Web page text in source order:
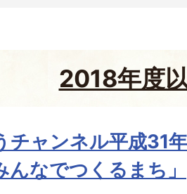
2018年度
チャンネル平成31
んなでつくるまち」